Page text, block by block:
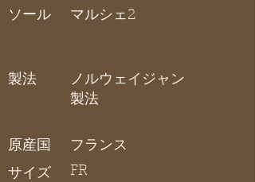
ソール
マルシェ2
製法
ノルウェイジャン
製法
原産国
サイズ
フランス
FR